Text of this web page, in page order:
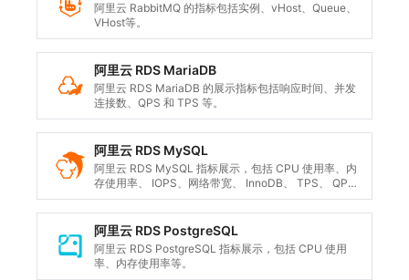
阿里云 RabbitMQ 的指标包括实例、vHost、Queue、
VHost等。
阿里云 RDS MariaDB
阿里云 RDS MariaDB 的展示指标包括响应时间、并发
连接数、QPS 和 TPS 等。
阿里云 RDS MySQL
阿里云 RDS MySQL 指标展示，包括 CPU 使用率、内
存使用率、 IOPS、网络带宽、 InnoDB、 TPS、 QPS
等。
阿里云 RDS PostgreSQL
阿里云 RDS PostgreSQL 指标展示，包括 CPU 使用
率、内存使用率等。